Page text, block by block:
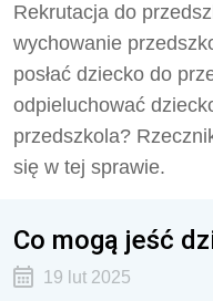
Rekrutacja do
wychowanie
posłać dziecko do
odpieluchować
przedszkola?
się w tej sprawie.
Co mogą jeść
19 lut 2025